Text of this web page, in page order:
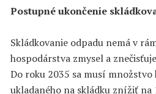
Postupné ukončenie
Skládkovanie odpadu nemá v
hospodárstva zmysel a
Do roku 2035 sa musí
ukladaného na skládku znížiť na